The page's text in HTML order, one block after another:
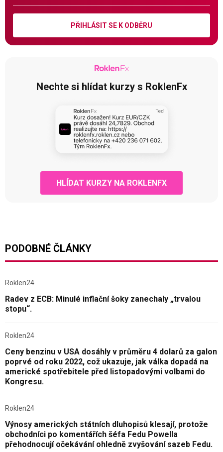
PŘIHLÁSIT SE K ODBĚRU
Nechte si hlídat kurzy s RoklenFx
HLÍDAT KURZY NA ROKLENFX
PODOBNÉ ČLÁNKY
Roklen24
Radev z ECB: Minulé inflační šoky zanechaly „trvalou
stopu“.
Roklen24
Ceny benzinu v USA dosáhly v průměru 4 dolarů za galon
poprvé od roku 2022, což ukazuje, jak válka dopadá na
americké spotřebitele před listopadovými volbami do
Kongresu.
Roklen24
Výnosy amerických státních dluhopisů klesají, protože
obchodníci po komentářích šéfa Fedu Powella
přehodnocují očekávání ohledně zvyšování sazeb Fedu.